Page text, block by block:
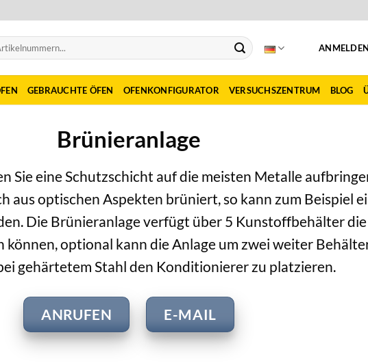
ANMELDEN
GEBRAUCHTE ÖFEN OFENKONFIGURATOR VERSUCHSZENTRUM BLOG
Brünieranlage
Sie eine Schutzschicht auf die meisten Metalle
aus optischen Aspekten brüniert, so kann zum Beispiel
Die Brünieranlage verfügt über 5 Kunstoffbehälter
optional kann die Anlage um zwei weiter
gehärtetem Stahl den Konditionierer zu platzieren.
ANRUFEN E-MAIL